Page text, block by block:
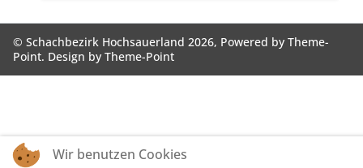
© Schachbezirk Hochsauerland 2026, Powered byTheme-
Point. Design byTheme-Point
Wir benutzen Cookies